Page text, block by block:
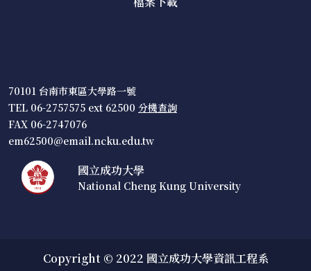
70101 台南市東區大學路一號
TEL 06-2757575 ext 62500 分機查詢
FAX 06-2747076
em62500@email.ncku.edu.tw
國立成功大學
National Cheng Kung University
Copyright © 2022 國立成功大學資訊工程系